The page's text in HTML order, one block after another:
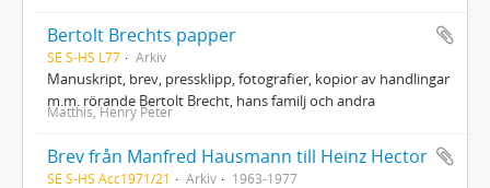
Bertolt Brechts papper
SE S-HS L77 Arkiv
Manuskript, brev, pressklipp, fotografier, kopior av handlingar
m.m. rörande Bertolt Brecht, hans familj och andra
Matthis, Henry Peter
Brev från Manfred Hausmann till Heinz Hector
SE S-HS Acc1971/21 Arkiv 1963-1977